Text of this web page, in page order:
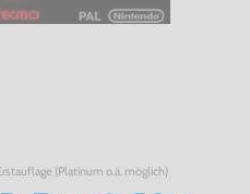
(Platinum o.ä. möglich)